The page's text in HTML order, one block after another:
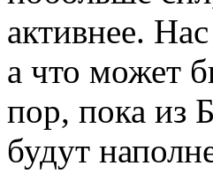
активнее.
а что может
пор, пока из
будут